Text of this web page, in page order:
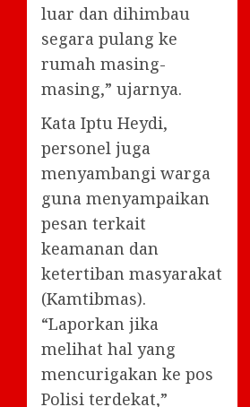
luar dan dihimbau
segara pulang ke
rumah masing-
masing,” ujarnya.
Kata Iptu Heydi,
personel juga
menyambangi warga
guna menyampaikan
pesan terkait
keamanan dan
ketertiban masyarakat
(Kamtibmas).
“Laporkan jika
melihat hal yang
mencurigakan ke pos
Polisi terdekat,”